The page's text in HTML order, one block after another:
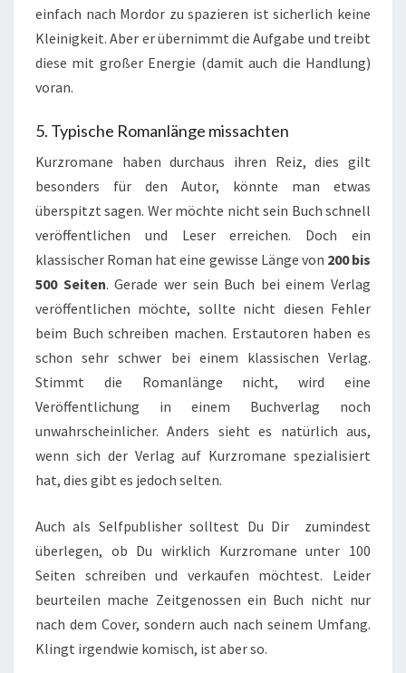
einfach nach Mordor zu spazieren ist sicherlich keine
Kleinigkeit. Aber er übernimmt die Aufgabe und treibt
diese mit großer Energie (damit auch die Handlung)
voran.
5. Typische Romanlänge missachten
Kurzromane haben durchaus ihren Reiz, dies gilt
besonders für den Autor, könnte man etwas
überspitzt sagen. Wer möchte nicht sein Buch schnell
veröffentlichen und Leser erreichen. Doch ein
klassischer Roman hat eine gewisse Länge von 200 bis
500 Seiten. Gerade wer sein Buch bei einem Verlag
veröffentlichen möchte, sollte nicht diesen Fehler
beim Buch schreiben machen. Erstautoren haben es
schon sehr schwer bei einem klassischen Verlag.
Stimmt die Romanlänge nicht, wird eine
Veröffentlichung in einem Buchverlag noch
unwahrscheinlicher. Anders sieht es natürlich aus,
wenn sich der Verlag auf Kurzromane spezialisiert
hat, dies gibt es jedoch selten.
Auch als Selfpublisher solltest Du Dir zumindest
überlegen, ob Du wirklich Kurzromane unter 100
Seiten schreiben und verkaufen möchtest. Leider
beurteilen mache Zeitgenossen ein Buch nicht nur
nach dem Cover, sondern auch nach seinem Umfang.
Klingt irgendwie komisch, ist aber so.